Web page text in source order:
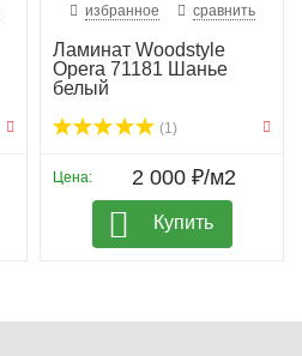
избранное сравнить
Ламинат Woodstyle
Opera 71181 Шанье
белый
(1)
Цена: 2 000 ₽/м2
Купить